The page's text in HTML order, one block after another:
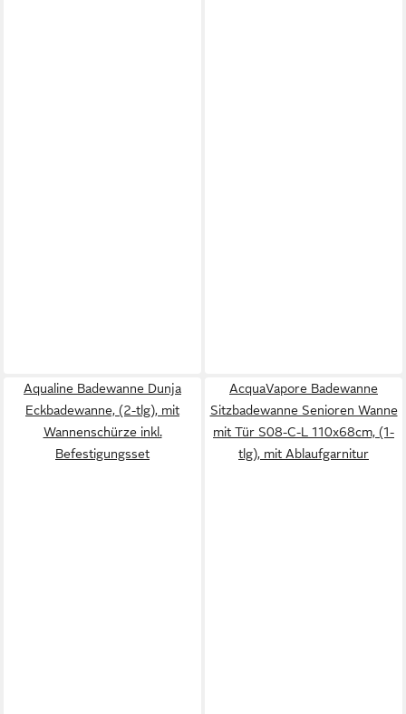
Aqualine Badewanne Dunja
Eckbadewanne, (2-tlg), mit
Wannenschürze inkl.
Befestigungsset
AcquaVapore Badewanne
Sitzbadewanne Senioren Wanne
mit Tür S08-C-L 110x68cm, (1-
tlg), mit Ablaufgarnitur